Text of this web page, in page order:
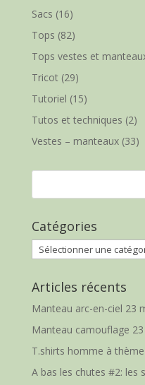
Sacs (16)
Tops (82)
Tops vestes et
Tricot(29)
Tutoriel (15)
Tutos et techniques (2)
Vestes – manteaux(33)
Catégories
Catégories
Articles récents
Manteau arc-en-ciel 23
Manteau camouflage
T.shirts homme à thème
A bas les chutes #2: les